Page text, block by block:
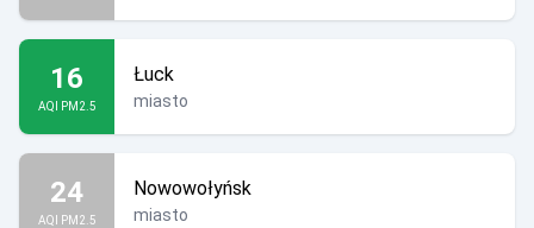
16
AQI PM2.5
Łuck
miasto
24
AQI PM2.5
Nowowołyńsk
miasto